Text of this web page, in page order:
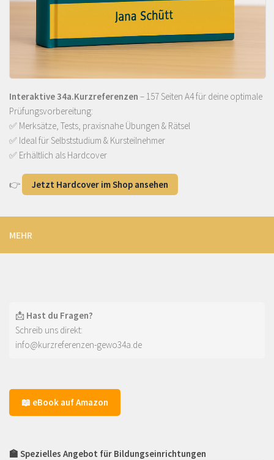
Interaktive 34a.Kurzreferenzen – 157 Seiten A4 für deine optimale
Prüfungsvorbereitung:
✅ Merksätze, Tests, praxisnahe Übungen & Rätsel
✅ Ideal für Selbststudium & Kursteilnehmer
✅ Erhältlich als Hardcover
👉 Jetzt Hardcover im Shop ansehen
MEHR
📩 Hast du Fragen?
Schreib uns direkt:
info@kurzreferenzen-gewo34a.de
📖 eBook auf Amazon
🏫 Spezielles Angebot für Bildungseinrichtungen